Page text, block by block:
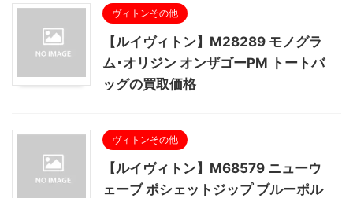
ヴィトンその他
【ルイヴィトン】M28289 モノグラ
ム･オリジン オンザゴーPM トートバ
ッグの買取価格
ヴィトンその他
【ルイヴィトン】M68579 ニューウ
ェーブ ポシェットジップ ブルーポル